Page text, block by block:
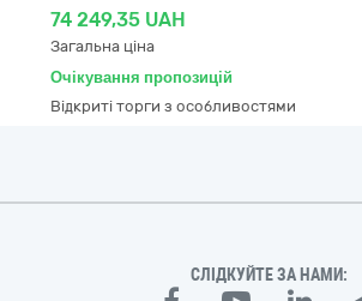
74 249,35 UAH
Загальна ціна
Очікування пропозицій
Відкриті торги з особливостями
СЛІДКУЙТЕ ЗА НАМИ: